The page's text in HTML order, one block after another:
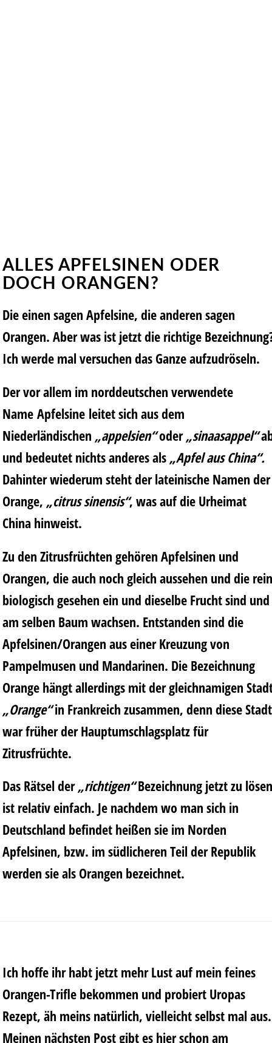
ALLES APFELSINEN ODER
DOCH ORANGEN?
Die einen sagen Apfelsine, die anderen sagen
Orangen. Aber was ist jetzt die richtige
Ich werde mal versuchen das Ganze aufzudröseln.
Der vor allem im norddeutschen verwendete
Name Apfelsine leitet sich aus dem
Niederländischen „appelsien“oder„sinaasappel“
und bedeutet nichts anderes als „Apfel aus China“.
Dahinter wiederum steht der lateinische Namen der
Orange, „citrus sinensis“, was auf die Urheimat
China hinweist.
Zu den Zitrusfrüchten gehören Apfelsinen und
Orangen, die auch noch gleich aussehen und die rein
biologisch gesehen ein und dieselbe Frucht sind und
am selben Baum wachsen. Entstanden sind die
Apfelsinen/Orangen aus einer Kreuzung von
Pampelmusen und Mandarinen. Die Bezeichnung
Orange hängt allerdings mit der gleichnamigen
„Orange“in Frankreich zusammen, denn diese Stadt
war früher der Hauptumschlagsplatz für
Zitrusfrüchte.
Das Rätsel der„richtigen“Bezeichnung jetzt zu lösen
ist relativ einfach. Je nachdem wo man sich in
Deutschland befindet heißen sie im Norden
Apfelsinen, bzw. im südlicheren Teil der Republik
werden sie als Orangen bezeichnet.
Ich hoffe ihr habt jetzt mehr Lust auf mein feines
Orangen-Trifle bekommen und probiert Uropas
Rezept, äh meins natürlich, vielleicht selbst mal aus.
Meinen nächsten Post gibt es hier schon am